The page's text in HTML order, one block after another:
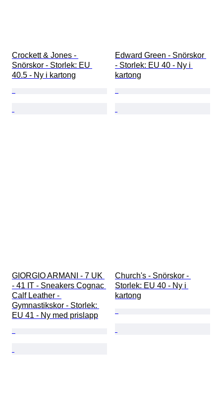
Crockett & Jones -
Snörskor - Storlek: EU
40.5 - Ny i kartong
Edward Green - Snörskor
- Storlek: EU 40 - Ny i
kartong
GIORGIO ARMANI - 7 UK
- 41 IT - Sneakers Cognac
Calf Leather -
Gymnastikskor - Storlek:
EU 41 - Ny med prislapp
Church's - Snörskor -
Storlek: EU 40 - Ny i
kartong